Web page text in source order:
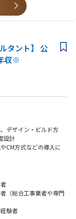
タント】 公
収※
デザイン・ビルド方
設計
CM方式などの導入に
格や⼯事費等の調査
経費の調査・解析
ど）
（総合工事業者や専門
験者